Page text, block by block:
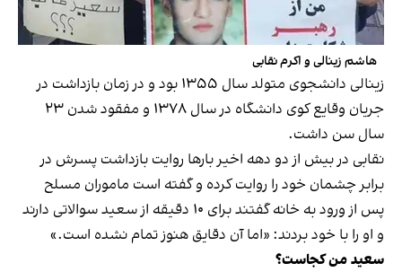
هاشم زینالی و اکرم نقابی
زینالی دانشجوی متولد سال ۱۳۵۵ بود و در زمان بازداشت در
جریان وقایع کوی دانشگاه در سال ۱۳۷۸ و مفقود شدن ۲۳
سال سن داشت.
نقابی در بیش از دو دهه اخیر بارها روایت بازداشت پسرش در
برابر چشمان خود را روایت کرده و گفته است ماموران مسلح
پس از ورود به خانه گفتند برای ۱۰ دقیقه از سعید سوالاتی دارند
و او را با خود بردند: «اما آن دقایق هنوز تمام نشده است.»
سعید من کجاست؟